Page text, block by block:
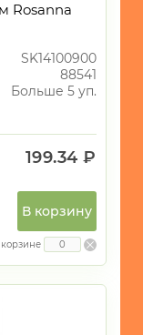
Rosanna
SK14100900
88541
Больше 5 уп.
199.34 ₽
В корзину
корзине